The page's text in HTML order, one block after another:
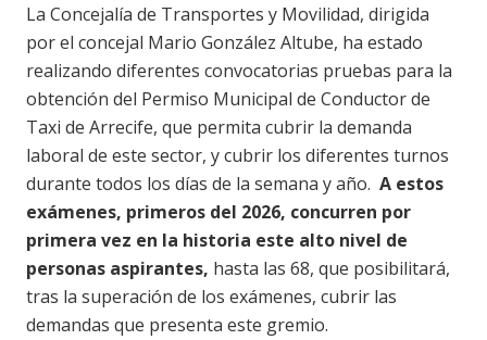
La Concejalía de Transportes y Movilidad, dirigida
por el concejal Mario González Altube, ha estado
realizando diferentes convocatorias pruebas para la
obtención del Permiso Municipal de Conductor de
Taxi de Arrecife, que permita cubrir la demanda
laboral de este sector, y cubrir los diferentes turnos
durante todos los días de la semana y año. A estos
exámenes, primeros del 2026, concurren por
primera vez en la historia este alto nivel de
personas aspirantes, hasta las 68, que posibilitará,
tras la superación de los exámenes, cubrir las
demandas que presenta este gremio.